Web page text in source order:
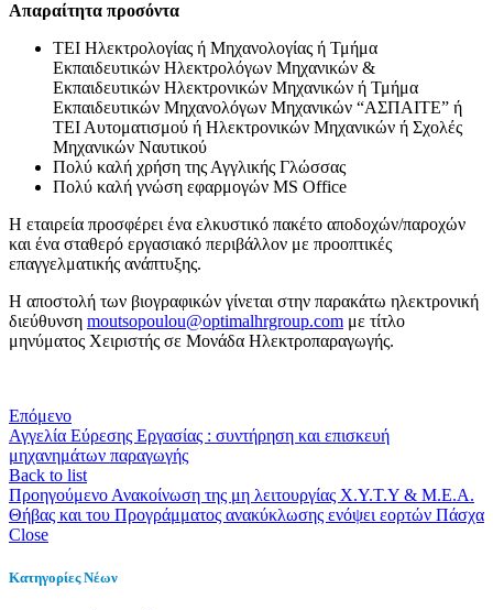
Απαραίτητα προσόντα
ΤΕΙ Ηλεκτρολογίας ή Μηχανολογίας ή Τμήμα
Εκπαιδευτικών Ηλεκτρολόγων Μηχανικών &
Εκπαιδευτικών Ηλεκτρονικών Μηχανικών ή Τμήμα
Εκπαιδευτικών Μηχανολόγων Μηχανικών “ΑΣΠΑΙΤΕ” ή
ΤΕΙ Αυτοματισμού ή Ηλεκτρονικών Μηχανικών ή Σχολές
Μηχανικών Ναυτικού
Πολύ καλή χρήση της Αγγλικής Γλώσσας
Πολύ καλή γνώση εφαρμογών MS Office
Η εταιρεία προσφέρει ένα ελκυστικό πακέτο αποδοχών/παροχών
και ένα σταθερό εργασιακό περιβάλλον με προοπτικές
επαγγελματικής ανάπτυξης.
Η αποστολή των βιογραφικών γίνεται στην παρακάτω ηλεκτρονική
διεύθυνση moutsopoulou@optimalhrgroup.com με τίτλο
μηνύματος Χειριστής σε Μονάδα Ηλεκτροπαραγωγής.
Επόμενο
Αγγελία Εύρεσης Εργασίας : συντήρηση και επισκευή
μηχανημάτων παραγωγής
Back to list
Προηγούμενο Ανακοίνωση της μη λειτουργίας Χ.Υ.Τ.Υ & Μ.Ε.Α.
Θήβας και του Προγράμματος ανακύκλωσης ενόψει εορτών Πάσχα
Close
Κατηγορίες Νέων